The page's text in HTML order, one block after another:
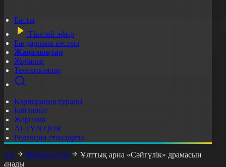
Басты
Тікелей эфир
Бағдарлама кестесі
Жаңалықтар
Жобалар
Телехикаялар
Корпорация туралы
Байланыс
Жарнама
ALTYN QOR
Редакция стандарты
Жаңалықтар
Ұлттық арна «Сәйгүлік» драмасын